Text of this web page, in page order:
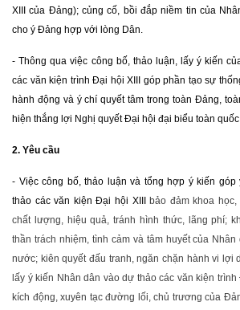
XIII của Đảng); củng cố, bồi đắp niềm tin của
cho ý Đảng hợp với lòng Dân.
- Thông qua việc công bố, thảo luận, lấy ý kiến
các văn kiện trình Đại hội XIII góp phần tạo sự
hành động và ý chí quyết tâm trong toàn Đảng,
hiện thắng lợi Nghị quyết Đại hội đại biểu toàn
2. Yêu cầu
- Việc công bố, thảo luận và tổng hợp ý kiến
thảo các văn kiện Đại hội XIII bảo đảm khoa
chất lượng, hiệu quả, tránh hình thức, lãng phí;
thần trách nhiệm, tình cảm và tâm huyết của
nước; kiên quyết đấu tranh, ngăn chặn hành vi lợi
lấy ý kiến Nhân dân vào dự thảo các văn kiện
kích động, xuyên tạc đường lối, chủ trương của